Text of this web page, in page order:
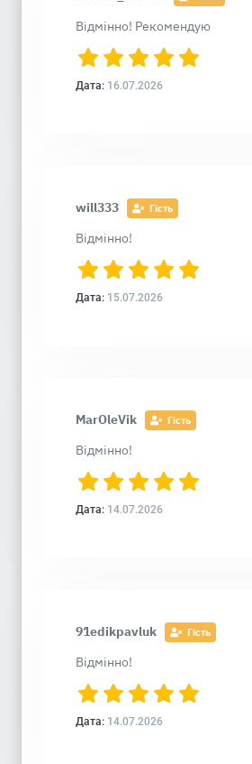
Відмінно! Рекомендую
Дата: 16.07.2026
will333 Гість
Відмінно!
Дата: 15.07.2026
MarOleVik Гість
Відмінно!
Дата: 14.07.2026
91edikpavluk Гість
Відмінно!
Дата: 14.07.2026